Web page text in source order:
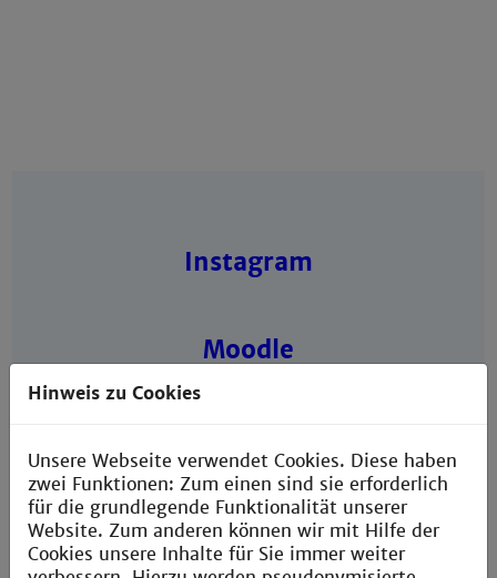
Instagram
Moodle
Kontakt
Hinweis zu Cookies
Unsere Webseite verwendet Cookies. Diese haben
zwei Funktionen: Zum einen sind sie erforderlich
für die grundlegende Funktionalität unserer
Website. Zum anderen können wir mit Hilfe der
Cookies unsere Inhalte für Sie immer weiter